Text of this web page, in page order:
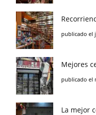
publicado el
Mejores
publicado el
La mejor